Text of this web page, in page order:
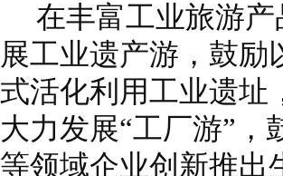
在丰富工业旅游
展工业遗产游，鼓
式活化利用工业遗址
大力发展“工厂游”
等领域企业创新推出